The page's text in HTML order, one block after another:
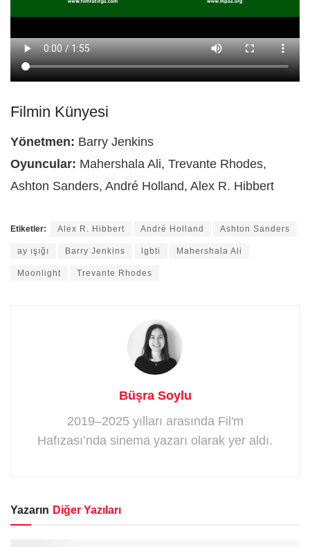
Filmin Künyesi
Yönetmen: Barry Jenkins
Oyuncular: Mahershala Ali, Trevante Rhodes,
Ashton Sanders, André Holland, Alex R. Hibbert
Etiketler: Alex R. Hibbert André Holland Ashton Sanders
ay ışığı Barry Jenkins lgbti Mahershala Ali
Moonlight Trevante Rhodes
Büşra Soylu
2019–2025 yılları arasında Fil'm
Hafızası’nda sinema yazarı olarak yer aldı.
Yazarın Diğer Yazıları